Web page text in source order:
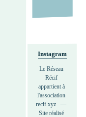
Instagram
Le Réseau
Récif
appartient à
l'association
recif.xyz   —
Site réalisé